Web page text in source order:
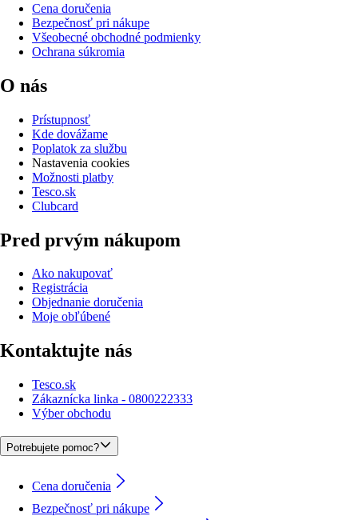
Cena doručenia
Bezpečnosť pri nákupe
Všeobecné obchodné podmienky
Ochrana súkromia
O nás
Prístupnosť
Kde dovážame
Poplatok za službu
Nastavenia cookies
Možnosti platby
Tesco.sk
Clubcard
Pred prvým nákupom
Ako nakupovať
Registrácia
Objednanie doručenia
Moje obľúbené
Kontaktujte nás
Tesco.sk
Zákaznícka linka - 0800222333
Výber obchodu
Potrebujete pomoc?
Cena doručenia
Bezpečnosť pri nákupe